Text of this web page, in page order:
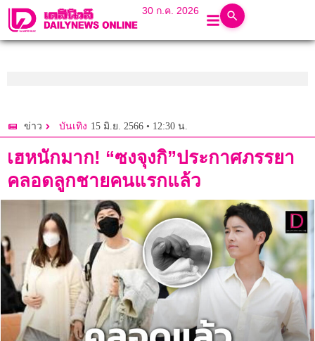
30 ก.ค. 2026
ข่าว บันเทิง 15 มิ.ย. 2566 • 12:30 น.
เฮหนักมาก! “ซงจุงกิ”ประกาศภรรยา
คลอดลูกชายคนแรกแล้ว